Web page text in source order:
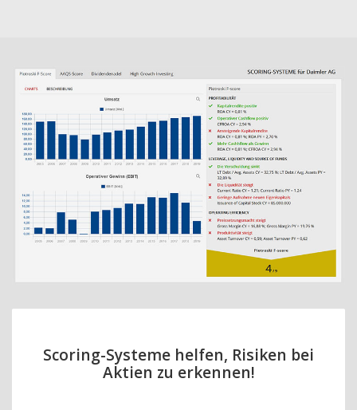
Scoring-Systeme helfen, Risiken bei
Aktien zu erkennen!